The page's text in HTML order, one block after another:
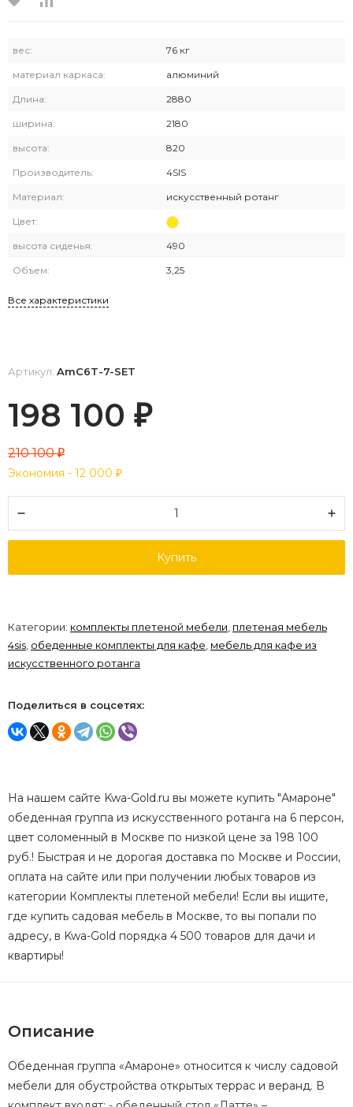
вес: 76 кг
материал каркаса: алюминий
Длина: 2880
ширина: 2180
высота: 820
Производитель: 4SIS
Материал: искусственный ротанг
Цвет:
высота сиденья: 490
Объем: 3,25
Все характеристики
Артикул: AmC6T-7-SET
198 100 ₽
210 100₽
Экономия - 12 000 ₽
Купить
Категории: комплекты плетеной мебели, плетеная мебель
4sis, обеденные комплекты для кафе, мебель для кафе из
искусственного ротанга
Поделиться в соцсетях:
На нашем сайте Kwa-Gold.ru вы можете купить "Амароне"
обеденная группа из искусственного ротанга на 6 персон,
цвет соломенный в Москве по низкой цене за 198 100
руб.! Быстрая и не дорогая доставка по Москве и России,
оплата на сайте или при получении любых товаров из
категории Комплекты плетеной мебели! Если вы ищите,
где купить садовая мебель в Москве, то вы попали по
адресу, в Kwa-Gold порядка 4 500 товаров для дачи и
квартиры!
Описание
Обеденная группа «Амароне» относится к числу садовой
мебели для обустройства открытых террас и веранд. В